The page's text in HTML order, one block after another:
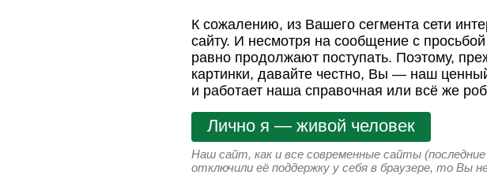
К сожалению, из Вашего сегмента сети
сайту. И несмотря на сообщение с
равно продолжают поступать. Поэтому,
картинки, давайте честно, Вы — наш
и работает наша справочная или всё же
Лично я — живой человек
Наш сайт, как и все современные сайты
отключили её поддержку у себя в браузере, то Вы